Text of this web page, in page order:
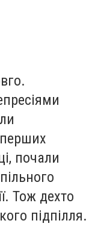
почали
Тож дехто
підпілля.